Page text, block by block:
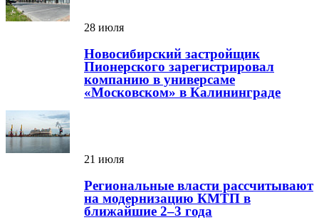
28 июля
Новосибирский застройщик
Пионерского зарегистрировал
компанию в универсаме
«Московском» в Калининграде
21 июля
Региональные власти рассчитывают
на модернизацию КМТП в
ближайшие 2–3 года